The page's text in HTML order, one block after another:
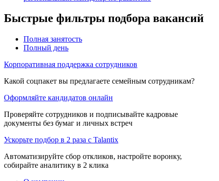
Быстрые фильтры подбора вакансий
Полная занятость
Полный день
Корпоративная поддержка сотрудников
Какой соцпакет вы предлагаете семейным сотрудникам?
Оформляйте кандидатов онлайн
Проверяйте сотрудников и подписывайте кадровые
документы без бумаг и личных встреч
Ускорьте подбор в 2 раза с Talantix
Автоматизируйте сбор откликов, настройте воронку,
собирайте аналитику в 2 клика